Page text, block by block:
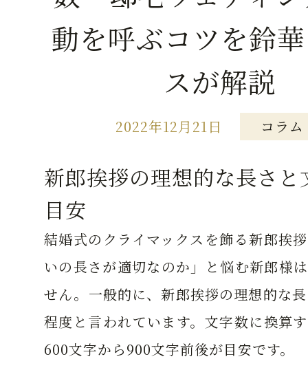
動を呼ぶコツを鈴
スが解説
2022年12月21日 コラム
新郎挨拶の理想的な長さと
目安
結婚式のクライマックスを飾る新郎挨
いの長さが適切なのか」と悩む新郎様
せん。一般的に、新郎挨拶の理想的な
程度 と言われています。文字数に換算
600文字から900文字前後が目安です。